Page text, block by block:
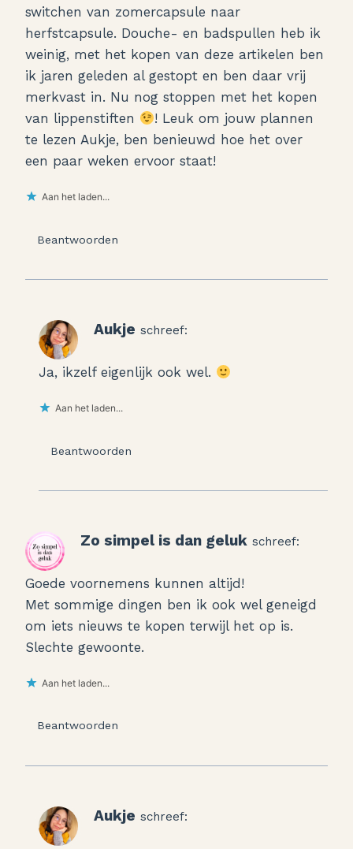
switchen van zomercapsule naar
herfstcapsule. Douche- en badspullen heb ik
weinig, met het kopen van deze artikelen ben
ik jaren geleden al gestopt en ben daar vrij
merkvast in. Nu nog stoppen met het kopen
van lippenstiften
! Leuk om jouw plannen
te lezen Aukje, ben benieuwd hoe het over
een paar weken ervoor staat!
Aan het laden...
Beantwoorden
Aukje schreef:
Ja, ikzelf eigenlijk ook wel.
Aan het laden...
Beantwoorden
Zo simpel is dan geluk schreef:
Goede voornemens kunnen altijd!
Met sommige dingen ben ik ook wel geneigd
om iets nieuws te kopen terwijl het op is.
Slechte gewoonte.
Aan het laden...
Beantwoorden
Aukje schreef: